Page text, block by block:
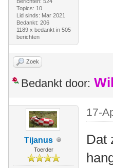
Topics: 10
Lid sinds: Mar 2021
Bedankt: 206
1189 x bedankt in 505
berichten
Zoek
Bedankt door:
Tijanus
Toerder
17-
Dat